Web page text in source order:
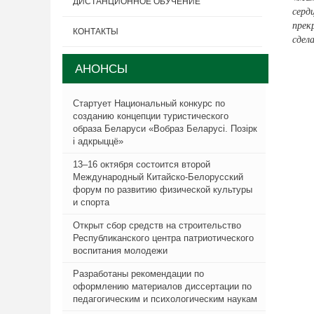
КОНТАКТЫ
АНОНСЫ
Стартует Национальный конкурс по
созданию концепции туристического
образа Беларуси «Вобраз Беларусi. Позiрк
i адкрыццё»
13–16 октября состоится второй
Международный Китайско-Белорусский
форум по развитию физической культуры
и спорта
Открыт сбор средств на строительство
Республиканского центра патриотического
воспитания молодежи
Разработаны рекомендации по
оформлению материалов диссертации по
педагогическим и психологическим наукам